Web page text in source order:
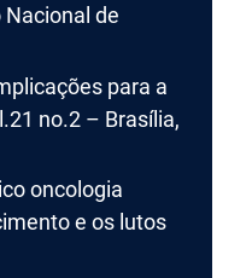
de
para a
no.2 – Brasília,
oncologia
e os lutos